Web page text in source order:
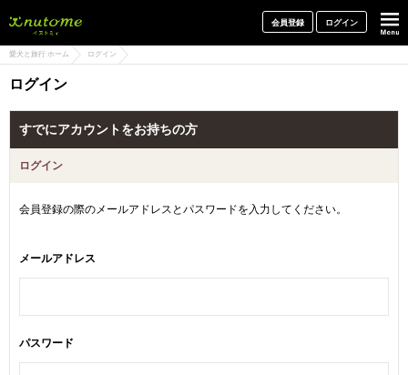
会員登録 ログイン
愛犬と旅行 ホーム ログイン
ログイン
すでにアカウントをお持ちの方
ログイン
会員登録の際のメールアドレスとパスワードを入力してください。
メールアドレス
パスワード